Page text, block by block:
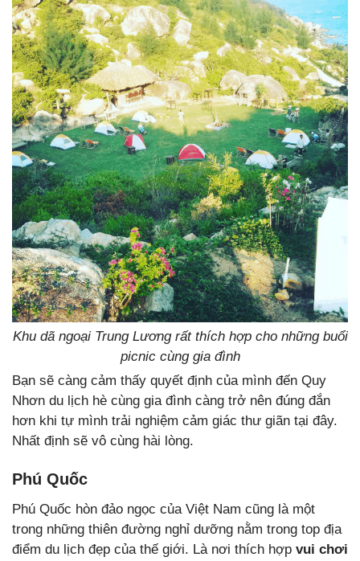
Khu dã ngoại Trung Lương rất thích hợp cho những buổi
picnic cùng gia đình
Bạn sẽ càng cảm thấy quyết định của mình đến Quy
Nhơn du lịch hè cùng gia đình càng trở nên đúng đắn
hơn khi tự mình trải nghiệm cảm giác thư giãn tại đây.
Nhất định sẽ vô cùng hài lòng.
Phú Quốc
Phú Quốc hòn đảo ngọc của Việt Nam cũng là một
trong những thiên đường nghỉ dưỡng nằm trong top địa
điểm du lịch đẹp của thế giới. Là nơi thích hợp vui chơi